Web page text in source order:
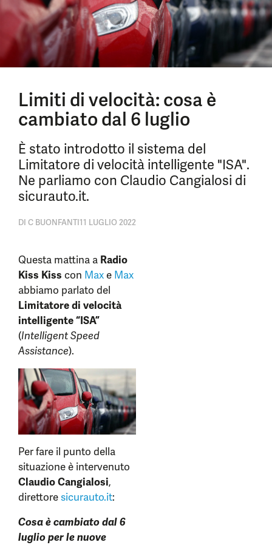
Limiti di velocità: cosa è
cambiato dal 6 luglio
È stato introdotto il sistema del
Limitatore di velocità intelligente "ISA".
Ne parliamo con Claudio Cangialosi di
sicurauto.it.
DI C BUONFANTI11 LUGLIO 2022
Questa mattina a Radio
Kiss Kiss con Maxe Max
abbiamo parlato del
Limitatore di velocità
intelligente “ISA”
(Intelligent Speed
Assistance).
Per fare il punto della
situazione è intervenuto
Claudio Cangialosi,
direttoresicurauto.it:
Cosa è cambiato dal 6
luglio per le nuove